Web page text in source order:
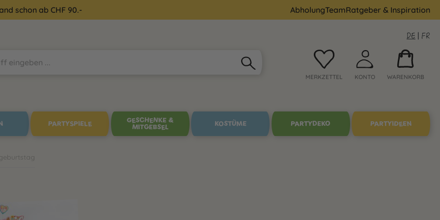
schon ab CHF 90.- AbholungTeamRatgeber & Inspiration
DE | FR
MERKZETTEL KONTO WARENKORB
PARTYSPIELE
GESCHENKE &
MITGEBSEL
KOSTÜME PARTYDEKO PARTYIDEEN